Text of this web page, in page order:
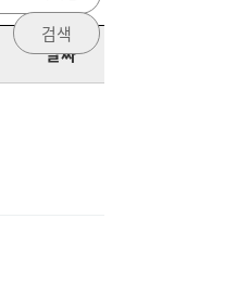
검색
날짜